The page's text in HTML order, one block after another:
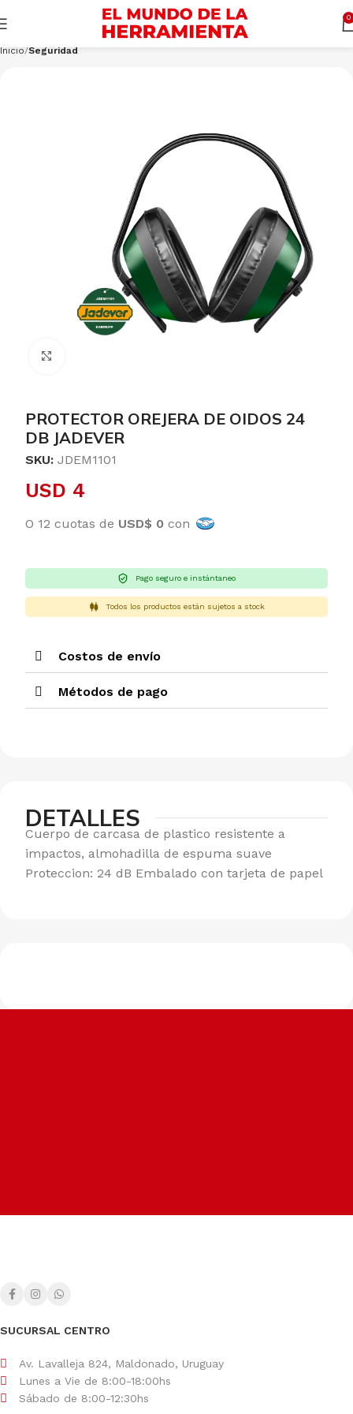
0
Inicio Seguridad
PROTECTOR OREJERA DE OIDOS 24
DB JADEVER
SKU: JDEM1101
USD 4
O 12 cuotas de USD$ 0 con
Pago seguro e instántaneo
Todos los productos están sujetos a stock
Costos de envío
Métodos de pago
DETALLES
Cuerpo de carcasa de plastico resistente a
impactos, almohadilla de espuma suave
Proteccion: 24 dB Embalado con tarjeta de papel
SUCURSAL CENTRO
Av. Lavalleja 824, Maldonado, Uruguay
Lunes a Vie de 8:00-18:00hs
Sábado de 8:00-12:30hs
Cargando productos… CONSULTAR